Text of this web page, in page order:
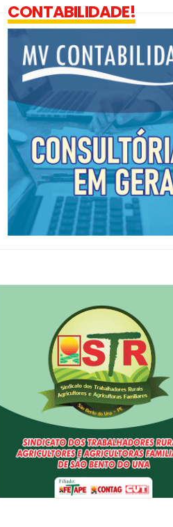
CONTABILIDADE!